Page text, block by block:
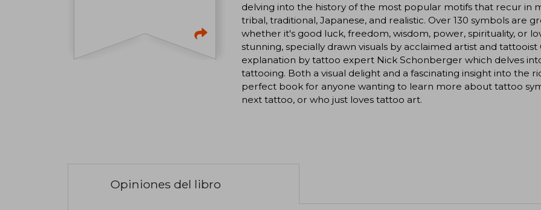
delving into the history of the most popular motifs that recur in
tribal, traditional, Japanese, and realistic. Over 130 symbols are
whether it's good luck, freedom, wisdom, power, spirituality, or
stunning, specially drawn visuals by acclaimed artist and
explanation by tattoo expert Nick Schonberger which delves
tattooing. Both a visual delight and a fascinating insight into the
perfect book for anyone wanting to learn more about tattoo
next tattoo, or who just loves tattoo art.
Opiniones del libro